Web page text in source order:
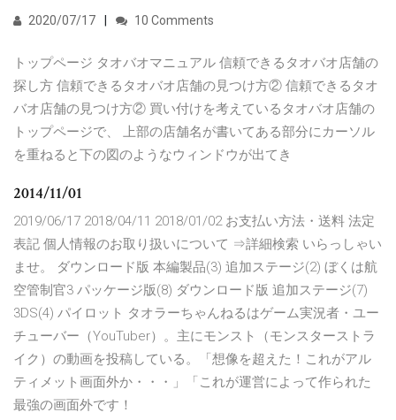
2020/07/17 10 Comments
トップページ タオバオマニュアル 信頼できるタオバオ店舗の
探し方 信頼できるタオバオ店舗の見つけ方② 信頼できるタオ
バオ店舗の見つけ方② 買い付けを考えているタオバオ店舗の
トップページで、 上部の店舗名が書いてある部分にカーソル
を重ねると下の図のようなウィンドウが出てき
2014/11/01
2019/06/17 2018/04/11 2018/01/02 お支払い方法・送料 法定
表記 個人情報のお取り扱いについて ⇒詳細検索 いらっしゃい
ませ。 ダウンロード版 本編製品(3) 追加ステージ(2) ぼくは航
空管制官3 パッケージ版(8) ダウンロード版 追加ステージ(7)
3DS(4) パイロット タオラーちゃんねるはゲーム実況者・ユー
チューバー（YouTuber）。主にモンスト（モンスターストラ
イク）の動画を投稿している。「想像を超えた！これがアル
ティメット画面外か・・・」「これが運営によって作られた
最強の画面外です！